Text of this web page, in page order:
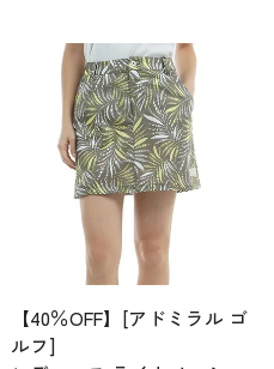
【40％OFF】[アドミラル ゴ
ルフ]